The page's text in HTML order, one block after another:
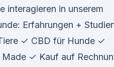
interagieren in unserem
Erfahrungen +
✓ CBD für Hunde ✓
✓ Kauf auf